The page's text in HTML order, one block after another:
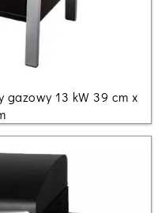
gazowy 13 kW 39 cm x